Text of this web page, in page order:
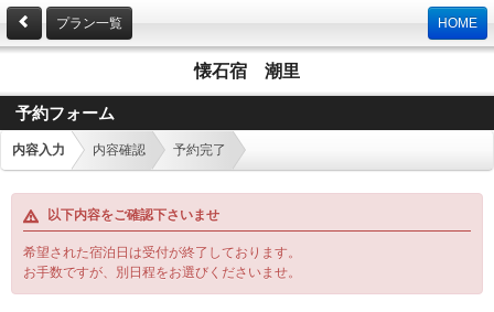
プラン一覧 HOME
懐石宿 潮里
予約フォーム
内容入力 内容確認 予約完了
以下内容をご確認下さいませ
希望された宿泊日は受付が終了しております。
お手数ですが、別日程をお選びくださいませ。